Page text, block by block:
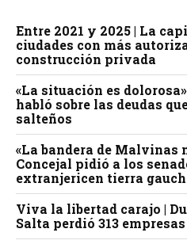
Entre 2021 y 2025 | La
ciudades con más
construcción privada
«La situación es
habló sobre las deudas
salteños
«La bandera de Malvinas
Concejal pidió a los
extranjericen tierra
Viva la libertad carajo |
Salta perdió 313